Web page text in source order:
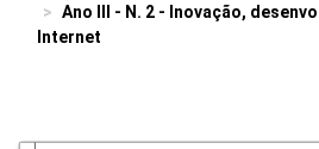
Ano III - N. 2 - Inovação,
Internet